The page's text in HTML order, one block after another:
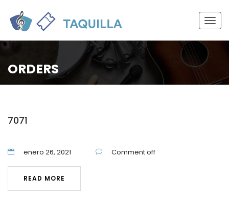
ORDERS
7071
enero 26, 2021 Comment off
READ MORE